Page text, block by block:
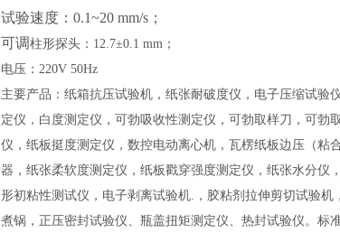
试验速度： 0.1~20 mm/s；
可调柱形探头： 12.7±0.1 mm；
电压： 220V 50Hz
主要产品：纸箱抗压试验机，纸张耐破度仪，电子压缩试
定仪，白度测定仪，可勃吸收性测定仪，可勃取样刀，可勃
仪，纸板挺度测定仪，数控电动离心机，瓦楞纸板边压（
器，纸张柔软度测定仪，纸板戳穿强度测定仪，纸张水分仪
形初粘性测试仪，电子剥离试验机. ，胶粘剂拉伸剪切试验
煮锅，正压密封试验仪、瓶盖扭矩测定仪、热封试验仪。标